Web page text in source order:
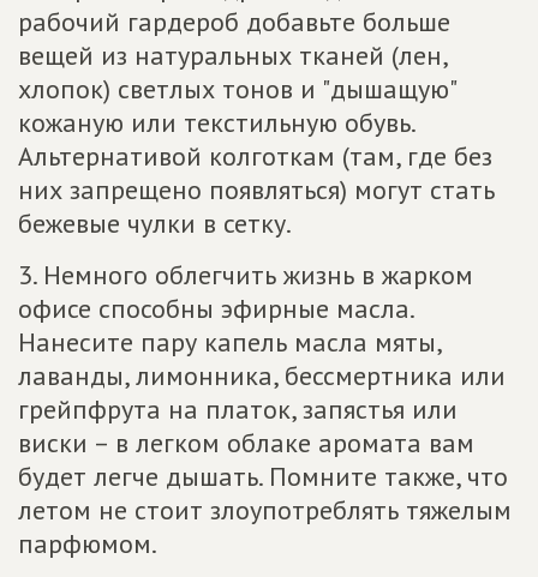
рабочий гардероб добавьте больше
вещей из натуральных тканей (лен,
хлопок) светлых тонов и "дышащую"
кожаную или текстильную обувь.
Альтернативой колготкам (там, где без
них запрещено появляться) могут стать
бежевые чулки в сетку.
3. Немного облегчить жизнь в жарком
офисе способны эфирные масла.
Нанесите пару капель масла мяты,
лаванды, лимонника, бессмертника или
грейпфрута на платок, запястья или
виски – в легком облаке аромата вам
будет легче дышать. Помните также, что
летом не стоит злоупотреблять тяжелым
парфюмом.